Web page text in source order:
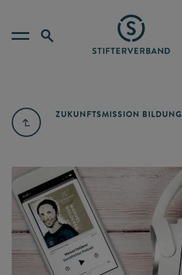
ZUKUNFTSMISSION BILDUNG